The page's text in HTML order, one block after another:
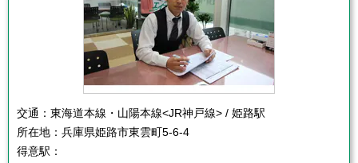
交通： 東海道本線・山陽本線<JR神戸線> / 姫路駅
所在地： 兵庫県姫路市東雲町5-6-4
得意駅：